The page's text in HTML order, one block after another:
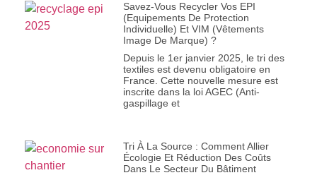
Savez-Vous Recycler Vos EPI
(Equipements De Protection
Individuelle) Et VIM (Vêtements
Image De Marque) ?
Depuis le 1er janvier 2025, le tri des
textiles est devenu obligatoire en
France. Cette nouvelle mesure est
inscrite dans la loi AGEC (Anti-
gaspillage et
Tri À La Source : Comment Allier
Écologie Et Réduction Des Coûts
Dans Le Secteur Du Bâtiment